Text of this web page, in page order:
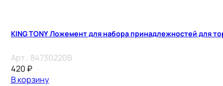
KING TONY Ложемент для набора принадлежностей для
Арт.: 84730220B
420 ₽
В корзину